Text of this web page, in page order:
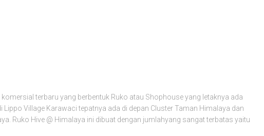
terbaru yang berbentuk Ruko atau Shophouse yang letaknya ada
Village Karawaci tepatnya ada di depan Cluster Taman Himalaya dan
Ruko Hive @ Himalaya ini dibuat dengan jumlahyang sangat terbatas yaitu